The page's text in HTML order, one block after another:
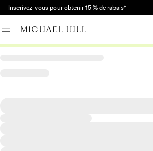
Passer
Inscrivez-vous pour obtenir 15 % de rabais†